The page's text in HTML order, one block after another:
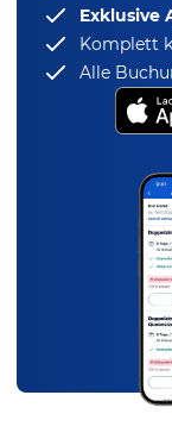
Exklusive
Komplett
Alle